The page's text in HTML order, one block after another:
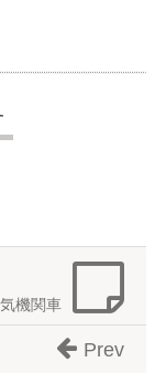
機関車
Prev